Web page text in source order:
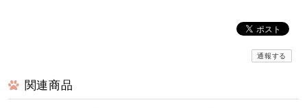
通報する
関連商品